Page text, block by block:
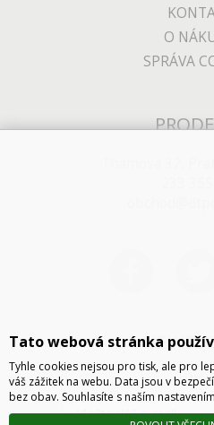
O
SPRÁVA
Tato webová stránka
Tyhle cookies nejsou pro tisk, ale pro
váš zážitek na webu. Data jsou v
bez obav. Souhlasíte s naším